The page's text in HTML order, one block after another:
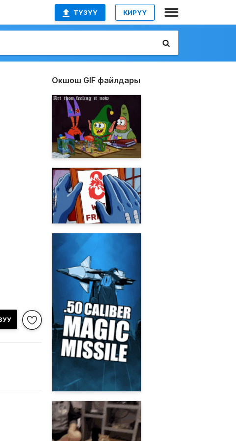
ТҮЗҮҮ КИРҮҮ
Окшош GIF файлдары